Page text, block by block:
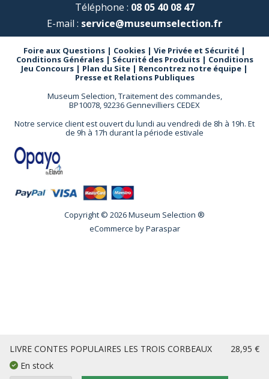
LIVRE CONTES POPULAIRES LES TROIS CORBEAUX
28,95 €
En stock
Téléphone : 08 05 40 08 47
E-mail : service@museumselection.fr
Foire aux Questions | Cookies | Vie Privée et Sécurité |
Conditions Générales| Sécurité des Produits| Conditions
Jeu Concours | Plan du Site | Rencontrez notre équipe |
Presse et Relations Publiques
Museum Selection, Traitement des commandes,
BP10078, 92236 Gennevilliers CEDEX
Notre service client est ouvert du lundi au vendredi de 8h à 19h. Et
de 9h à 17h durant la période estivale
Copyright © 2026 Museum Selection ®
eCommerce byParaspar